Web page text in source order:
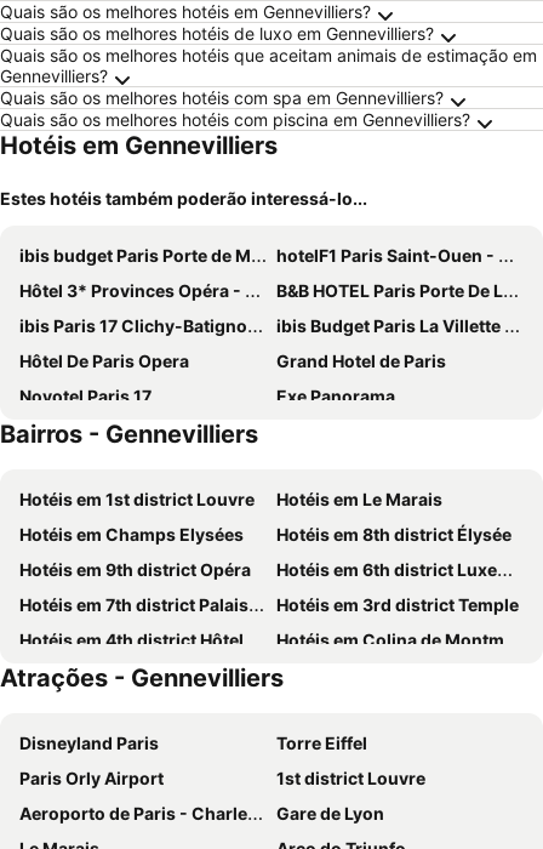
Quais são os melhores hotéis em Gennevilliers?
Quais são os melhores hotéis de luxo em Gennevilliers?
Quais são os melhores hotéis que aceitam animais de estimação em
Gennevilliers?
Quais são os melhores hotéis com spa em Gennevilliers?
Quais são os melhores hotéis com piscina em Gennevilliers?
Hotéis em Gennevilliers
Estes hotéis também poderão interessá-lo...
ibis budget Paris Porte de Montmartre
hotelF1 Paris Saint-Ouen - Marché aux Puces
Hôtel 3* Provinces Opéra - Vacances Bleues
B&B HOTEL Paris Porte De La Villette
ibis Paris 17 Clichy-Batignolles
ibis Budget Paris La Villette 19ème
Hôtel De Paris Opera
Grand Hotel de Paris
Novotel Paris 17
Exe Panorama
Appart Hotel Prestige Champs Elysees
Metropol
St Christopher's Inn Paris - Gare du Nord
Kyriad Paris 18 - Porte de Clignancourt - Montmartre
ibis Paris La Villette Cité des Sciences 19ème
Hilton Paris Opera
Hotel Paris Louis Blanc
Hotel Chopin
Campanile Prime Paris 19 - La Villette
The Originals Boutique, Hôtel Maison Montmartre Paris Les Puces
Hotel Le National Clichy Paris
Prince Albert Montmartre
Royal Wagram
Ibis Paris Montmartre Sacré-Coeur
Moxy Paris La Villette
Hotel Victoria
Hotel Bellevue Paris Montmartre
Avalon Hotel Paris Gare du Nord
Sure Hotel by Best Western Paris Gare du Nord
Bairros - Gennevilliers
Hotéis em 1st district Louvre
Hotéis em Le Marais
Hotéis em Champs Elysées
Hotéis em 8th district Élysée
Hotéis em 9th district Opéra
Hotéis em 6th district Luxembourg
Hotéis em 7th district Palais Bourbon
Hotéis em 3rd district Temple
Hotéis em 4th district Hôtel-de-Ville
Hotéis em Colina de Montmartre
Hotéis em 18th district la Butte-Montmartre
Hotéis em 2nd district la Bourse
Hotéis em 16th district Passy
Hotéis em Notre-Dame
Hotéis em 17th district Batignolles-Monceau
Hotéis em Praça Vendôme
Hotéis em La Villette
Hotéis em La Défense
Atrações - Gennevilliers
Disneyland Paris
Torre Eiffel
Paris Orly Airport
1st district Louvre
Aeroporto de Paris - Charles de Gaulle
Gare de Lyon